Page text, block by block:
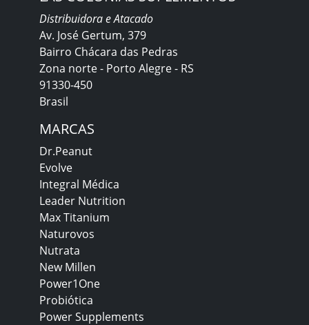
Distribuidora e Atacado
Av. José Gertum, 379
Bairro Chácara das Pedras
Zona norte - Porto Alegre - RS
91330-450
Brasil
MARCAS
Dr.Peanut
Evolve
Integral Médica
Leader Nutrition
Max Titanium
Naturovos
Nutrata
New Millen
Power1One
Probiótica
Power Supplements